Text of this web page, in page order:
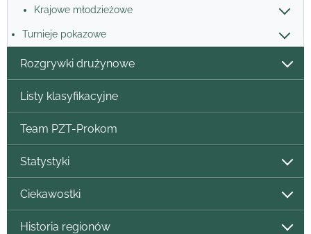
Krajowe młodzieżowe
Turnieje pokazowe
Rozgrywki drużynowe
Listy klasyfikacyjne
Team PZT-Prokom
Statystyki
Ciekawostki
Historia regionów